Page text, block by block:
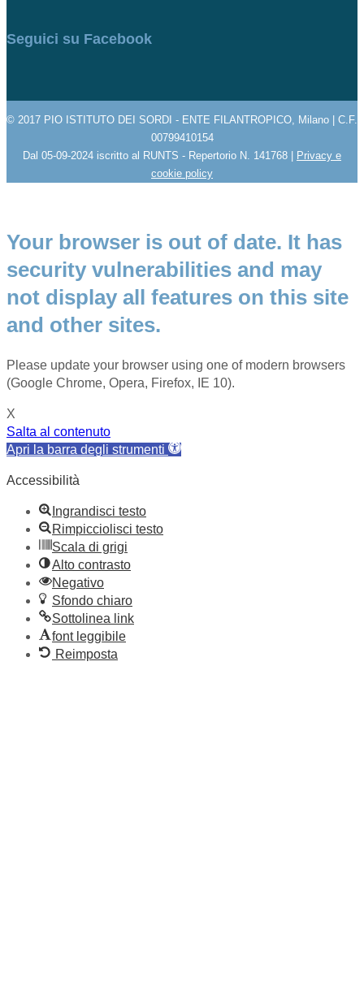
Seguici su Facebook
© 2017 PIO ISTITUTO DEI SORDI - ENTE FILANTROPICO, Milano | C.F.
00799410154
Dal 05-09-2024 iscritto al RUNTS - Repertorio N. 141768 | Privacy e
cookie policy
Your browser is out of date. It has
security vulnerabilities and may
not display all features on this site
and other sites.
Please update your browser using one of modern browsers
(Google Chrome, Opera, Firefox, IE 10).
X
Salta al contenuto
Apri la barra degli strumenti
Accessibilità
Ingrandisci testo
Rimpicciolisci testo
Scala di grigi
Alto contrasto
Negativo
Sfondo chiaro
Sottolinea link
font leggibile
Reimposta